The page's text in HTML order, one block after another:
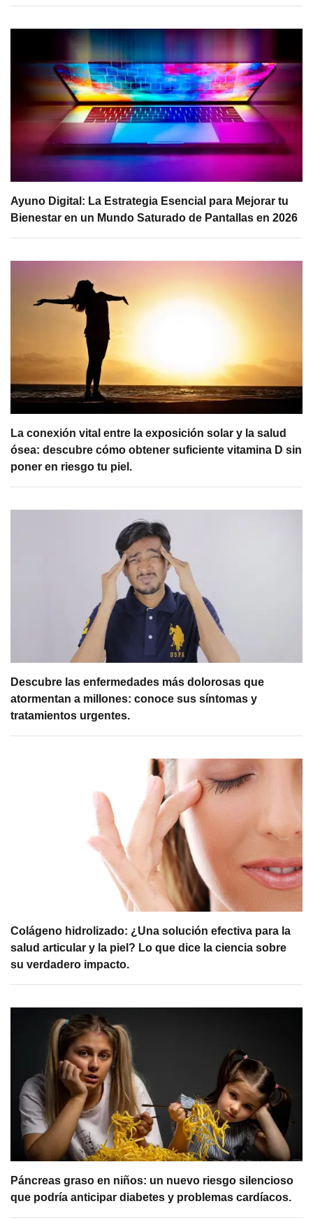
Ayuno Digital: La Estrategia Esencial para Mejorar tu
Bienestar en un Mundo Saturado de Pantallas en 2026
La conexión vital entre la exposición solar y la salud
ósea: descubre cómo obtener suficiente vitamina D sin
poner en riesgo tu piel.
Descubre las enfermedades más dolorosas que
atormentan a millones: conoce sus síntomas y
tratamientos urgentes.
Colágeno hidrolizado: ¿Una solución efectiva para la
salud articular y la piel? Lo que dice la ciencia sobre
su verdadero impacto.
Páncreas graso en niños: un nuevo riesgo silencioso
que podría anticipar diabetes y problemas cardíacos.